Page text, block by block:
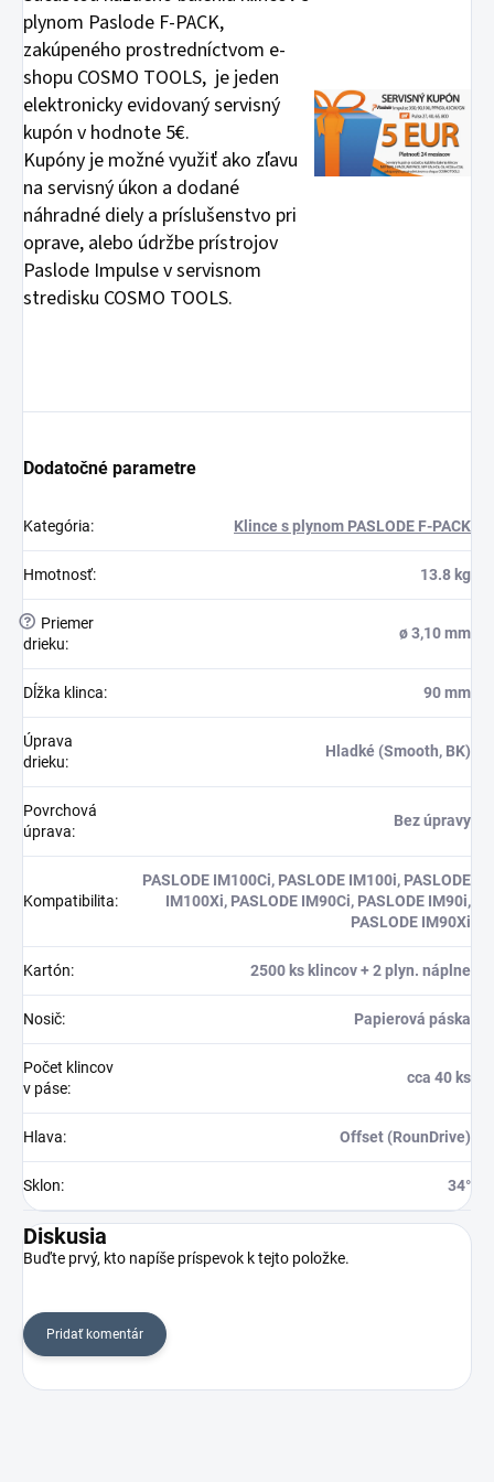
plynom Paslode F-PACK,
zakúpeného prostredníctvom e-
shopu COSMO TOOLS, je jeden
elektronicky evidovaný servisný
kupón v hodnote 5€.
Kupóny je možné využiť ako zľavu
na servisný úkon a dodané
náhradné diely a príslušenstvo pri
oprave, alebo údržbe prístrojov
Paslode Impulse v servisnom
stredisku COSMO TOOLS.
Dodatočné parametre
Kategória: Klince s plynom PASLODE F-PACK
Hmotnosť: 13.8 kg
?
Priemer
drieku:
ø 3,10 mm
Dĺžka klinca: 90 mm
Úprava
drieku:
Hladké (Smooth, BK)
Povrchová
úprava:
Bez úpravy
Kompatibilita:
PASLODE IM100Ci, PASLODE IM100i, PASLODE
IM100Xi, PASLODE IM90Ci, PASLODE IM90i,
PASLODE IM90Xi
Kartón: 2500 ks klincov + 2 plyn. náplne
Nosič: Papierová páska
Počet klincov
v páse:
cca 40 ks
Hlava: Offset (RounDrive)
Sklon: 34°
Diskusia
Buďte prvý, kto napíše príspevok k tejto položke.
Pridať komentár